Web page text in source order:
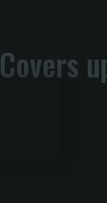
Covers